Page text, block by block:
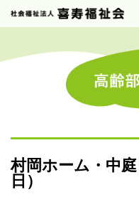
村岡ホーム・中
日）